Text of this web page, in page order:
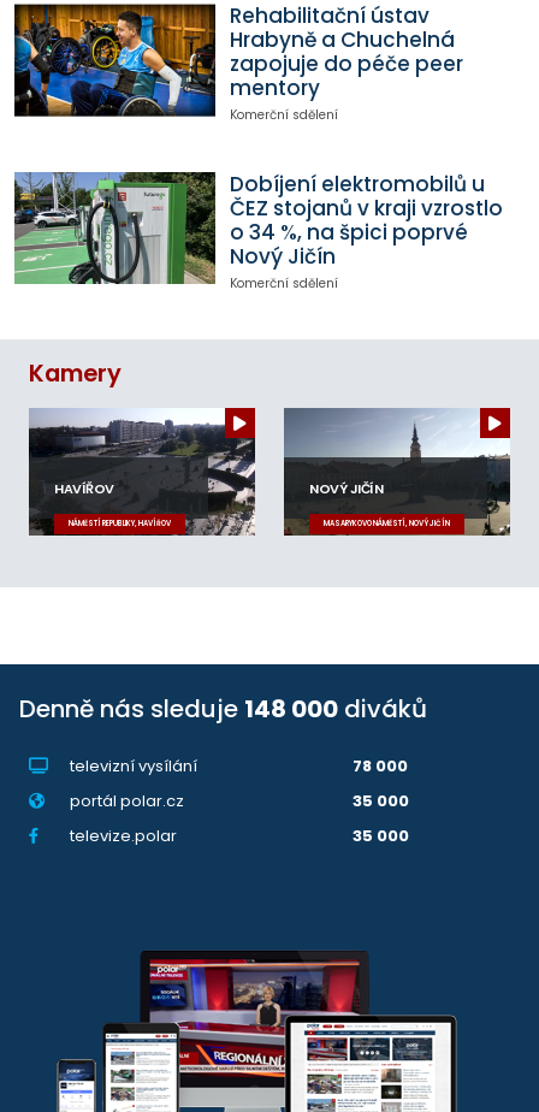
Rehabilitační ústav
Hrabyně a Chuchelná
zapojuje do péče peer
mentory
Komerční sdělení
Dobíjení elektromobilů u
ČEZ stojanů v kraji vzrostlo
o 34 %, na špici poprvé
Nový Jičín
Komerční sdělení
Kamery
HAVÍŘOV
NÁMĚSTÍ REPUBLIKY, HAVÍŘOV
NOVÝ JIČÍN
MASARYKOVO NÁMĚSTÍ, NOVÝ JIČÍN
Denně nás sleduje 148 000 diváků
televizní vysílání
78 000
portál polar.cz
35 000
televize.polar
35 000